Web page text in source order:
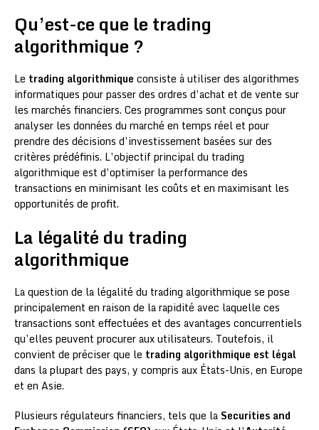
Qu’est-ce que le trading
algorithmique ?
Le trading algorithmique consiste à utiliser des algorithmes
informatiques pour passer des ordres d’achat et de vente sur
les marchés financiers. Ces programmes sont conçus pour
analyser les données du marché en temps réel et pour
prendre des décisions d’investissement basées sur des
critères prédéfinis. L’objectif principal du trading
algorithmique est d’optimiser la performance des
transactions en minimisant les coûts et en maximisant les
opportunités de profit.
La légalité du trading
algorithmique
La question de la légalité du trading algorithmique se pose
principalement en raison de la rapidité avec laquelle ces
transactions sont effectuées et des avantages concurrentiels
qu’elles peuvent procurer aux utilisateurs. Toutefois, il
convient de préciser que le trading algorithmique est légal
dans la plupart des pays, y compris aux États-Unis, en Europe
et en Asie.
Plusieurs régulateurs financiers, tels que la Securities and